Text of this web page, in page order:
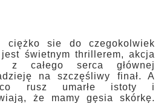
ciężko sie do czegokolwiek
świetnym thrillerem, akcja
z całego serca głównej
na szczęśliwy finał. A
rusz umarłe istoty i
że mamy gęsia skórkę.